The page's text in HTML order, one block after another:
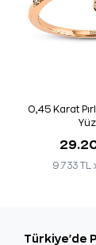
0,45 Karat
9.733 TL
Türkiye'de